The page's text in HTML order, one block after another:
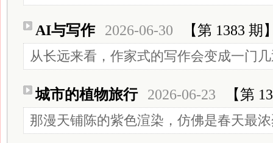
AI与写作 2026-06-30 【第 1383 期
从长远来看，作家式的写作会变成一门
城市的植物旅行 2026-06-23 【第
那漫天铺陈的紫色渲染，仿佛是春天最